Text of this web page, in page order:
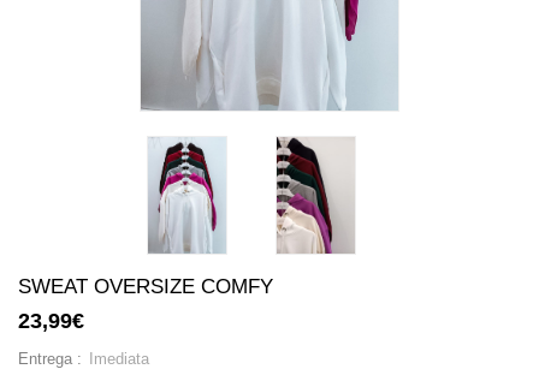
SWEAT OVERSIZE COMFY
23,99€
Entrega : Imediata